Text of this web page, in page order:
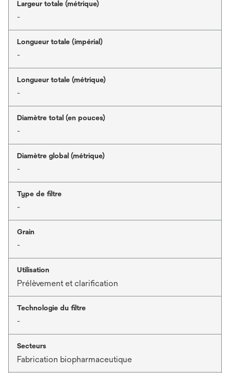
Largeur totale (métrique)
-
Longueur totale (impérial)
-
Longueur totale (métrique)
-
Diamètre total (en pouces)
-
Diamètre global (métrique)
-
Type de filtre
-
Grain
-
Utilisation
Prélèvement et clarification
Technologie du filtre
-
Secteurs
Fabrication biopharmaceutique